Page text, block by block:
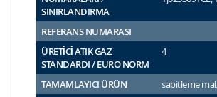
SINIRLANDIRMA
REFERANS NUMARASI
ÜRETİCİ ATIK GAZ
STANDARDI / EURO NORM
4
TAMAMLAYICI ÜRÜN
sabitleme